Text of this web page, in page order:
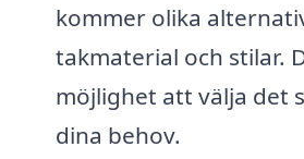
kommer olika
takmaterial och stilar.
möjlighet att välja det
dina behov.